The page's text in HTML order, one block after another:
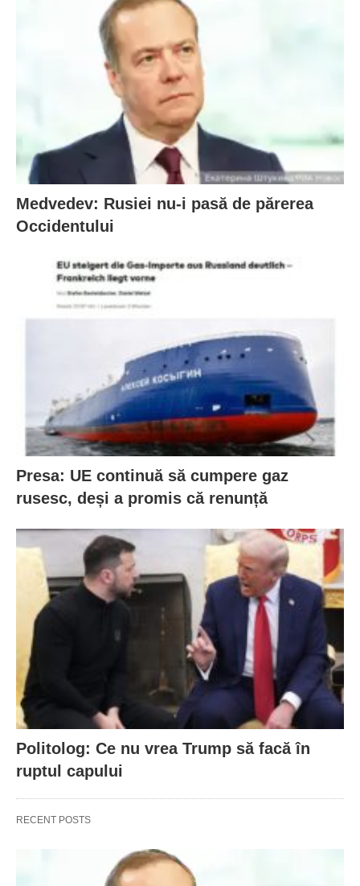
Medvedev: Rusiei nu-i pasă de părerea
Occidentului
Presa: UE continuă să cumpere gaz
rusesc, deși a promis că renunță
Politolog: Ce nu vrea Trump să facă în
ruptul capului
RECENT POSTS